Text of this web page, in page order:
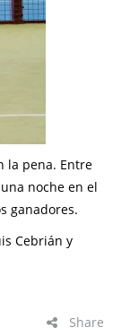
la pena. Entre
noche en el
ganadores.
Cebrián y
Share